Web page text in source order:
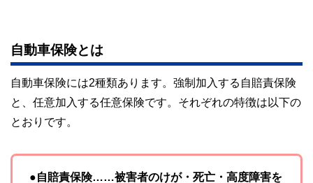
自動車保険とは
自動車保険には2種類あります。強制加入する自賠責保険
と、任意加入する任意保険です。それぞれの特徴は以下の
とおりです。
●自賠責保険……被害者のけが・死亡・高度障害を